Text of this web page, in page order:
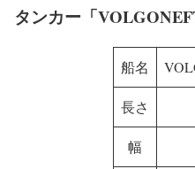
タンカー「
船名
長さ
幅